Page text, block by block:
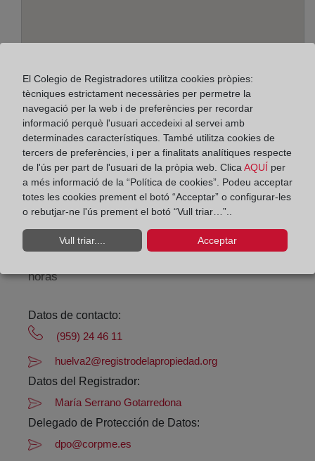
Adreça:
Av. Martin Alonso Pinzon, 15, 21003
Horario:
Agosto: De lunes a viernes de 09:00 a 14:00 horas
horas
Datos de contacto:
(959) 24 46 11
huelva2@registrodelapropiedad.org
Datos del Registrador:
María Serrano Gotarredona
Delegado de Protección de Datos:
dpo@corpme.es
El Colegio de Registradores utilitza cookies pròpies:
tècniques estrictament necessàries per permetre la
navegació per la web i de preferències per recordar
informació perquè l'usuari accedeixi al servei amb
determinades característiques. També utilitza cookies de
tercers de preferències, i per a finalitats analítiques respecte
de l'ús per part de l'usuari de la pròpia web. ClicaAQUÍ per
a més informació de la “Política de cookies”. Podeu acceptar
totes les cookies prement el botó “Acceptar” o configurar-les
o rebutjar-ne l'ús prement el botó “Vull triar…”..
Vull triar.... Acceptar